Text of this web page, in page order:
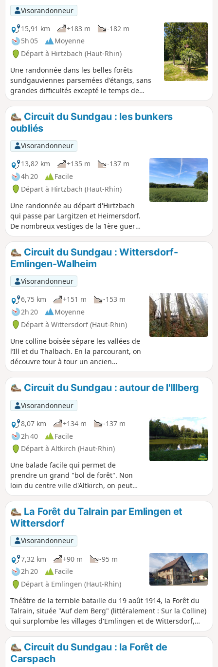
Visorandonneur
15,91 km
+183 m
-182 m
5h 05
Moyenne
Départ à Hirtzbach (Haut-Rhin)
Une randonnée dans les belles forêts
sundgauviennes parsemées d'étangs, sans
grandes difficultés excepté le temps de
marche. De nombreux coins à "casse-croûte"
jalonnent le parcours.
Circuit du Sundgau : les bunkers
oubliés
Visorandonneur
13,82 km
+135 m
-137 m
4h 20
Facile
Départ à Hirtzbach (Haut-Rhin)
Une randonnée au départ d'Hirtzbach
qui passe par Largitzen et Heimersdorf.
De nombreux vestiges de la 1ère guerre
mondiale jalonnent le parcours.
Circuit du Sundgau : Wittersdorf-
Emlingen-Walheim
Visorandonneur
6,75 km
+151 m
-153 m
2h 20
Moyenne
Départ à Wittersdorf (Haut-Rhin)
Une colline boisée sépare les vallées de
l’Ill et du Thalbach. En la parcourant, on
découvre tour à tour un ancien
vignoble, une carrière marquée par un
drame, un sentier botanique et l’histoire
d’un infortuné général. Lorsqu’on atteint
les fours à chaux d’Emlingen, c’est le
XIXe siècle qui surgit soudain, figé dans
la pierre et le fer.
Circuit du Sundgau : autour de l'Illberg
Visorandonneur
8,07 km
+134 m
-137 m
2h 40
Facile
Départ à Altkirch (Haut-Rhin)
Une balade facile qui permet de
prendre un grand "bol de forêt". Non
loin du centre ville d'Altkirch, on peut
voir de très jolis points de vue et l'étang
Erlen au bord duquel il fait bon s'asseoir
et profiter...
La Forêt du Talrain par Emlingen et
Wittersdorf
Visorandonneur
7,32 km
+90 m
-95 m
2h 20
Facile
Départ à Emlingen (Haut-Rhin)
Théâtre de la terrible bataille du 19 août 1914, la Forêt du
Talrain, située "Auf dem Berg" (littéralement : Sur la Colline)
qui surplombe les villages d'Emlingen et de Wittersdorf,
offre des points de vue sur Altkirch et la Forêt Noire et vous
en apprendra davantage sur des acteurs de cette bataille
via le Sentier de la mémoire que ce parcours emprunte en
partie.
Circuit du Sundgau : la Forêt de
Carspach